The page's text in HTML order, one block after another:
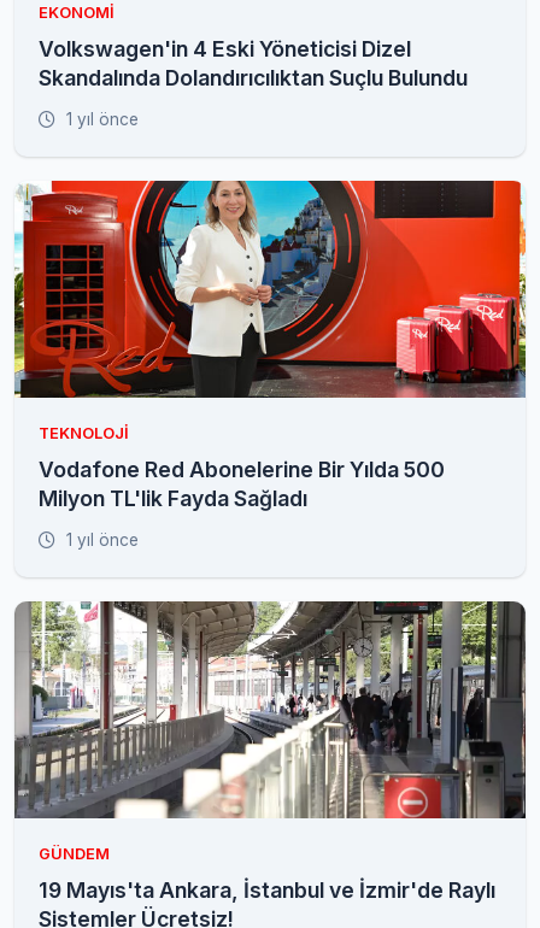
EKONOMI
Volkswagen'in 4 Eski Yöneticisi Dizel
Skandalında Dolandırıcılıktan Suçlu Bulundu
1 yıl önce
TEKNOLOJI
Vodafone Red Abonelerine Bir Yılda 500
Milyon TL'lik Fayda Sağladı
1 yıl önce
GÜNDEM
19 Mayıs'ta Ankara, İstanbul ve İzmir'de Raylı
Sistemler Ücretsiz!